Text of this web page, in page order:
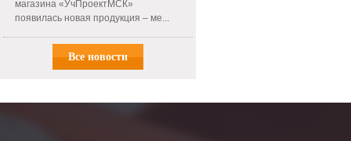
магазина «УчПроектМСК»
появилась новая продукция – ме...
Все новости